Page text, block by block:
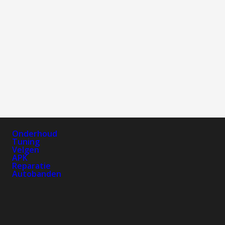
Onderhoud
Tuning
Velgen
APK
Reparatie
Autobanden